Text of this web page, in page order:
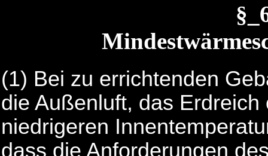
(1) Bei zu errichtenden
die Außenluft, das
niedrigeren
dass die Anforderungen